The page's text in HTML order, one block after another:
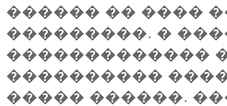
������ �� ����
���������. �
�������������
����������
����� ������.